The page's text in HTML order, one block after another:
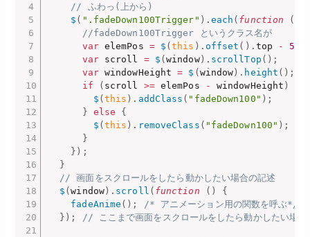
// ふわっ(上から)
$ ( ".fadeDown100Trigger" ) . each ( function (
//fadeDown100Trigger というクラス名が
var elemPos = $ (this ) . offset ( ) . top - 50
var scroll = $ (window) . scrollTop ( ) ;
var windowHeight = $ ( window ) . height ( ) ;
if
( scroll >= elemPos - windowHeight )
$ ( this ) . addClass ( "fadeDown100" ) ;
} else
{
$ ( this ) . removeClass ( "fadeDown100" ) ;
}
} ) ;
}
// 画面をスクロールをしたら動かしたい場合の記述
$ (window) . scroll ( function ( )
{
fadeAnime ( ) ;
/* アニメーション用の関数を呼ぶ*/
} ) ; // ここまで画面をスクロールをしたら動かしたい場合